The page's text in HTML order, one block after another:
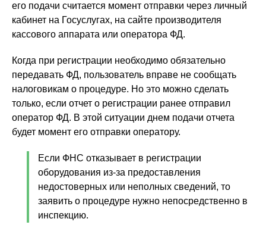
его подачи считается момент отправки через личный
кабинет на Госуслугах, на сайте производителя
кассового аппарата или оператора ФД.
Когда при регистрации необходимо обязательно
передавать ФД, пользователь вправе не сообщать
налоговикам о процедуре. Но это можно сделать
только, если отчет о регистрации ранее отправил
оператор ФД. В этой ситуации днем подачи отчета
будет момент его отправки оператору.
Если ФНС отказывает в регистрации
оборудования из-за предоставления
недостоверных или неполных сведений, то
заявить о процедуре нужно непосредственно в
инспекцию.